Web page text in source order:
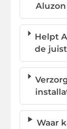
Aluzon
Helpt
de
Waar